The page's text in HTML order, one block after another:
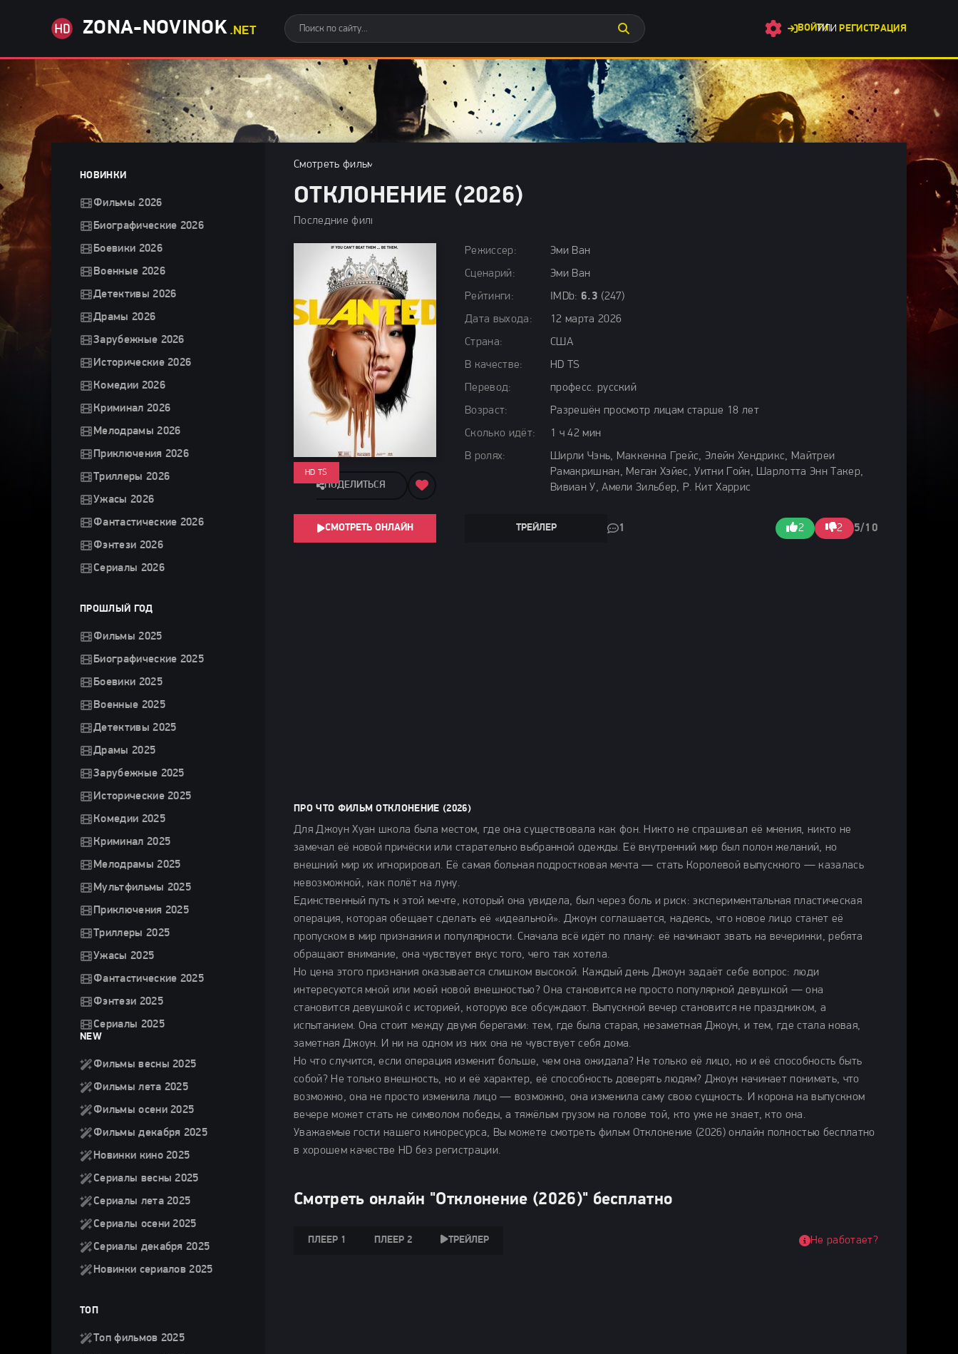
ZONA-NOVINOK .NET ВОЙТИ
ИЛИ РЕГИСТРАЦИЯ
Смотреть фильмы бесплатно
ОТКЛОНЕНИЕ (2026)
Последние фильмы / Фильмы 2026 / Драмы 2026 / Комедии 2026 / Ужасы 2026 / Фантастические фильмы 2026 / Фильмы онлайн /
Режиссер:
Эми Ван
Сценарий:
Эми Ван
Рейтинги:
IMDb: 6.3 (247)
Дата выхода:
12 марта 2026
Страна:
США
В качестве:
HD TS
Перевод:
професс. русский
Возраст:
Разрешён просмотр лицам старше 18 лет
Сколько идёт:
1 ч 42 мин
В ролях:
Ширли Чэнь, Маккенна Грейс, Элейн Хендрикс, Майтреи
Рамакришнан, Меган Хэйес, Уитни Гойн, Шарлотта Энн Такер,
Вивиан У, Амели Зильбер, Р. Кит Харрис
ТРЕЙЛЕР 1 2 2 5/10
HD TS
ПОДЕЛИТЬСЯ
СМОТРЕТЬ ОНЛАЙН
ПРО ЧТО ФИЛЬМ ОТКЛОНЕНИЕ (2026)
Для Джоун Хуан школа была местом, где она существовала как фон. Никто не спрашивал её мнения, никто не
замечал её новой причёски или старательно выбранной одежды. Её внутренний мир был полон желаний, но
внешний мир их игнорировал. Её самая больная подростковая мечта — стать Королевой выпускного — казалась
невозможной, как полёт на луну.
Единственный путь к этой мечте, который она увидела, был через боль и риск: экспериментальная пластическая
операция, которая обещает сделать её «идеальной». Джоун соглашается, надеясь, что новое лицо станет её
пропуском в мир признания и популярности. Сначала всё идёт по плану: её начинают звать на вечеринки, ребята
обращают внимание, она чувствует вкус того, чего так хотела.
Но цена этого признания оказывается слишком высокой. Каждый день Джоун задаёт себе вопрос: люди
интересуются мной или моей новой внешностью? Она становится не просто популярной девушкой — она
становится девушкой с историей, которую все обсуждают. Выпускной вечер становится не праздником, а
испытанием. Она стоит между двумя берегами: тем, где была старая, незаметная Джоун, и тем, где стала новая,
заметная Джоун. И ни на одном из них она не чувствует себя дома.
Но что случится, если операция изменит больше, чем она ожидала? Не только её лицо, но и её способность быть
собой? Не только внешность, но и её характер, её способность доверять людям? Джоун начинает понимать, что
возможно, она не просто изменила лицо — возможно, она изменила саму свою сущность. И корона на выпускном
вечере может стать не символом победы, а тяжёлым грузом на голове той, кто уже не знает, кто она.
Уважаемые гости нашего киноресурса, Вы можете смотреть фильм Отклонение (2026) онлайн полностью бесплатно
в хорошем качестве HD без регистрации.
Смотреть онлайн "Отклонение (2026)" бесплатно
ПЛЕЕР 1 ПЛЕЕР 2 ТРЕЙЛЕР Не работает?
НОВИНКИ
Фильмы 2026
Биографические 2026
Боевики 2026
Военные 2026
Детективы 2026
Драмы 2026
Зарубежные 2026
Исторические 2026
Комедии 2026
Криминал 2026
Мелодрамы 2026
Приключения 2026
Триллеры 2026
Ужасы 2026
Фантастические 2026
Фэнтези 2026
Сериалы 2026
ПРОШЛЫЙ ГОД
Фильмы 2025
Биографические 2025
Боевики 2025
Военные 2025
Детективы 2025
Драмы 2025
Зарубежные 2025
Исторические 2025
Комедии 2025
Криминал 2025
Мелодрамы 2025
Мультфильмы 2025
Приключения 2025
Триллеры 2025
Ужасы 2025
Фантастические 2025
Фэнтези 2025
Сериалы 2025
NEW
Фильмы весны 2025
Фильмы лета 2025
Фильмы осени 2025
Фильмы декабря 2025
Новинки кино 2025
Сериалы весны 2025
Сериалы лета 2025
Сериалы осени 2025
Сериалы декабря 2025
Новинки сериалов 2025
ТОП
Топ фильмов 2025